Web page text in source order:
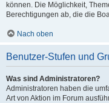
können. Die Möglichkeit,
Berechtigungen ab, die die
Nach oben
Benutzer-Stufen und
Was sind Administratoren?
Administratoren haben die
Art von Aktion im Forum